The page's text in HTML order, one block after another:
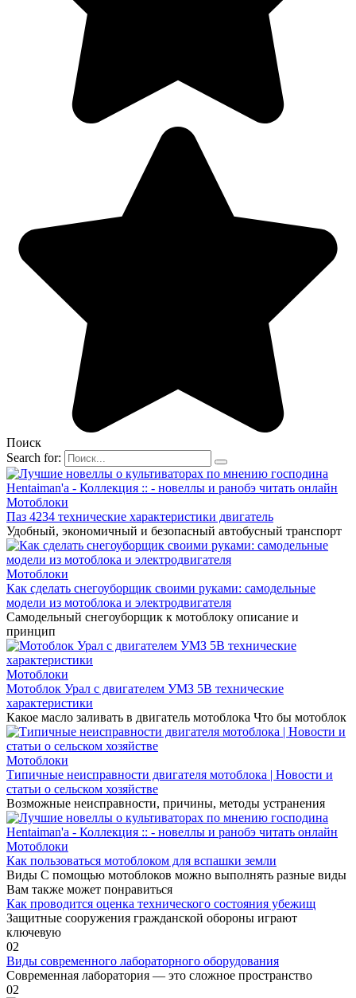
Поиск
Search for:
Мотоблоки
Паз 4234 технические характеристики двигатель
Удобный, экономичный и безопасный автобусный транспорт
Мотоблоки
Как сделать снегоуборщик своими руками: самодельные
модели из мотоблока и электродвигателя
Самодельный снегоуборщик к мотоблоку описание и
принцип
Мотоблоки
Мотоблок Урал c двигателем УМЗ 5В технические
характеристики
Какое масло заливать в двигатель мотоблока Что бы мотоблок
Мотоблоки
Типичные неисправности двигателя мотоблока | Новости и
статьи о сельском хозяйстве
Возможные неисправности, причины, методы устранения
Мотоблоки
Как пользоваться мотоблоком для вспашки земли
Виды С помощью мотоблоков можно выполнять разные виды
Вам также может понравиться
Как проводится оценка технического состояния убежищ
Защитные сооружения гражданской обороны играют
ключевую
02
Виды современного лабораторного оборудования
Современная лаборатория — это сложное пространство
02